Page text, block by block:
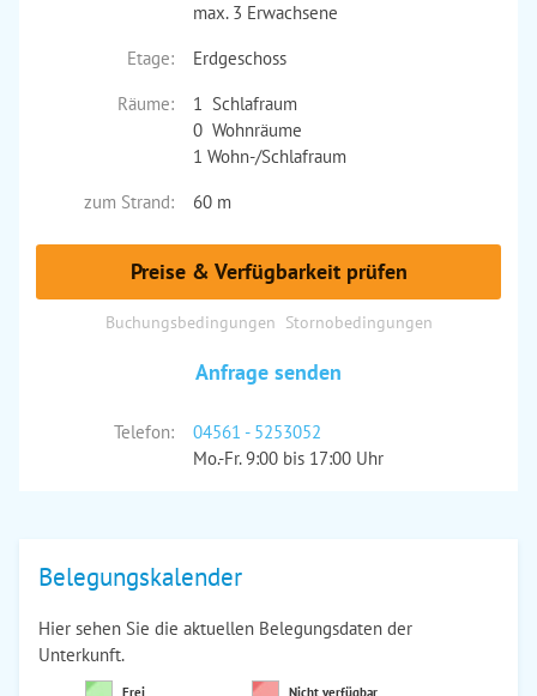
max. 3 Erwachsene
Etage:
Erdgeschoss
Räume:
1 Schlafraum
0 Wohnräume
1 Wohn-/Schlafraum
zum Strand:
60 m
Preise & Verfügbarkeit prüfen
Buchungsbedingungen Stornobedingungen
Anfrage senden
Telefon:
04561 - 5253052
Mo.-Fr. 9:00 bis 17:00 Uhr
Belegungskalender
Hier sehen Sie die aktuellen Belegungsdaten der
Unterkunft.
Frei Nicht verfügbar